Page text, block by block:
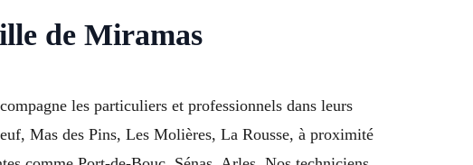
de Miramas
les particuliers et professionnels dans leurs
Mas des Pins, Les Molières, La Rousse, à proximité